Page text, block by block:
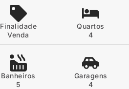
Finalidade
Venda
Quartos
4
Banheiros
5
Garagens
4